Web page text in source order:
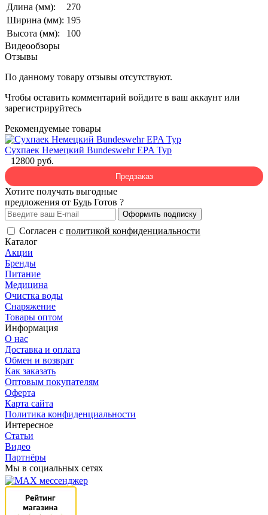
Длина (мм):
270
Ширина (мм): 195
Высота (мм):
100
Видеообзоры
Отзывы
По данному товару отзывы отсутствуют.
Чтобы оставить комментарий войдите в ваш аккаунт или
зарегистрируйтесь
Рекомендуемые товары
Сухпаек Немецкий Bundeswehr EPA Typ
12800 руб.
Предзаказ
Хотите получать выгодные
предложения от Будь Готов ?
Оформить подписку
Согласен с политикой конфиденциальности
Каталог
Акции
Бренды
Питание
Медицина
Очистка воды
Снаряжение
Товары оптом
Информация
О нас
Доставка и оплата
Обмен и возврат
Как заказать
Оптовым покупателям
Оферта
Карта сайта
Политика конфиденциальности
Интересное
Статьи
Видео
Партнёры
Мы в социальных сетях